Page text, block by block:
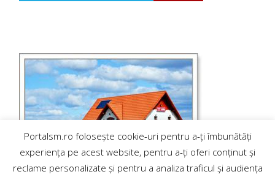
Portalsm.ro folosește cookie-uri pentru a-ți îmbunătăți
experiența pe acest website, pentru a-ți oferi conținut și
reclame personalizate și pentru a analiza traficul și audiența